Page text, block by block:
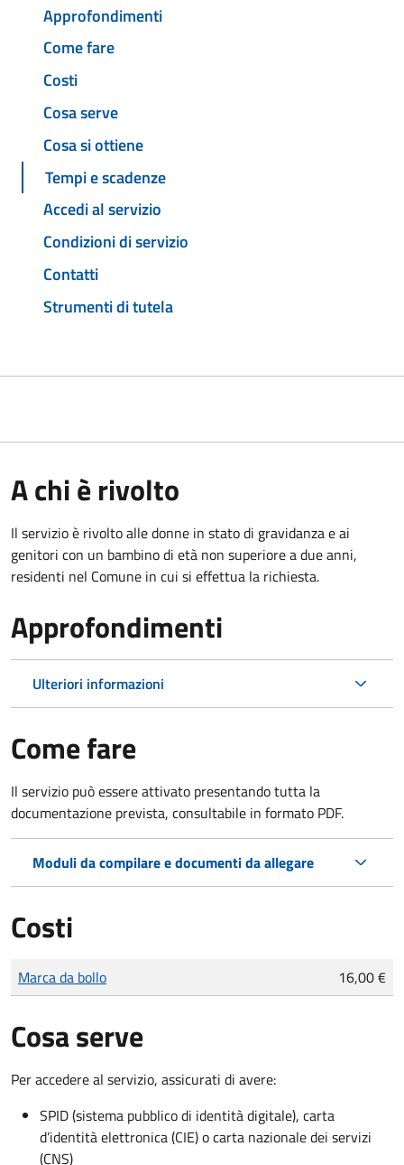
Approfondimenti
Come fare
Costi
Cosa serve
Cosa si ottiene
Tempi e scadenze
Accedi al servizio
Condizioni di servizio
Contatti
Strumenti di tutela
A chi è rivolto
Il servizio è rivolto alle donne in stato di gravidanza e ai
genitori con un bambino di età non superiore a due anni,
residenti nel Comune in cui si effettua la richiesta.
Approfondimenti
Ulteriori informazioni
Come fare
Il servizio può essere attivato presentando tutta la
documentazione prevista, consultabile in formato PDF.
Moduli da compilare e documenti da allegare
Costi
Tipo di pagamento
Importo
Marca da bollo 16,00 €
Cosa serve
Per accedere al servizio, assicurati di avere:
SPID (sistema pubblico di identità digitale), carta
d’identità elettronica (CIE) o carta nazionale dei servizi
(CNS)